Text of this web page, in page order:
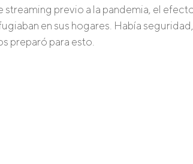
streaming previo a la pandemia, el
en sus hogares. Había
preparó para esto.